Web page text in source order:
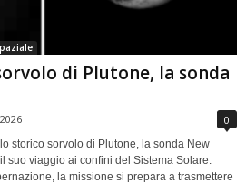
di Plutone, la sonda
0
storico sorvolo di Plutone, la sonda New
suo viaggio ai confini del Sistema Solare.
la missione si prepara a trasmettere